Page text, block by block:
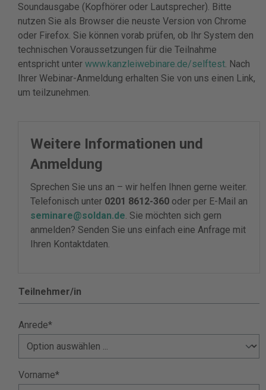
Soundausgabe (Kopfhörer oder Lautsprecher). Bitte
nutzen Sie als Browser die neuste Version von Chrome
oder Firefox. Sie können vorab prüfen, ob Ihr System den
technischen Voraussetzungen für die Teilnahme
entspricht unter www.kanzleiwebinare.de/selftest . Nach
Ihrer Webinar-Anmeldung erhalten Sie von uns einen Link,
um teilzunehmen.
Weitere Informationen und
Anmeldung
Sprechen Sie uns an – wir helfen Ihnen gerne weiter.
Telefonisch unter 0201 8612-360 oder per E-Mail an
seminare@soldan.de . Sie möchten sich gern
anmelden? Senden Sie uns einfach eine Anfrage mit
Ihren Kontaktdaten.
Teilnehmer/in
Anrede*
Vorname*